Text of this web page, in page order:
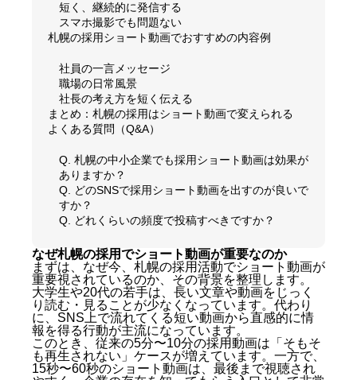
短く、継続的に発信する
スマホ撮影でも問題ない
札幌の採用ショート動画でおすすめの内容例
社員の一言メッセージ
職場の日常風景
社長の考え方を短く伝える
まとめ：札幌の採用はショート動画で変えられる
よくある質問（Q&A）
Q. 札幌の中小企業でも採用ショート動画は効果が
ありますか？
Q. どのSNSで採用ショート動画を出すのが良いで
すか？
Q. どれくらいの頻度で投稿すべきですか？
なぜ札幌の採用でショート動画が重要なのか
まずは、なぜ今、札幌の採用活動でショート動画が
重要視されているのか、その背景を整理します。
大学生や20代の若手は、長い文章や動画をじっく
り読む・見ることが少なくなっています。代わり
に、SNS上で流れてくる短い動画から直感的に情
報を得る行動が主流になっています。
このとき、従来の5分〜10分の採用動画は「そもそ
も再生されない」ケースが増えています。一方で、
15秒〜60秒のショート動画は、最後まで視聴され